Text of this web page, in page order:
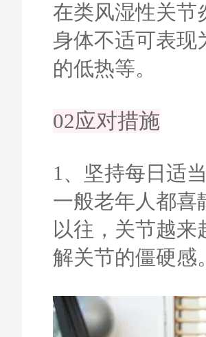
在类风湿性关节
身体不适可表现
的低热等。
02应对措施
1、坚持每日适
一般老年人都喜
以往，关节越来
解关节的僵硬感